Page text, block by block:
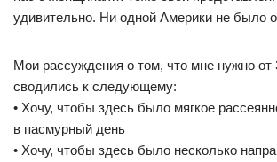
удивительно. Ни одной Америки не было
Мои рассуждения о том, что мне нужно от
сводились к следующему:
• Хочу, чтобы здесь было мягкое
в пасмурный день
• Хочу, чтобы здесь было несколько